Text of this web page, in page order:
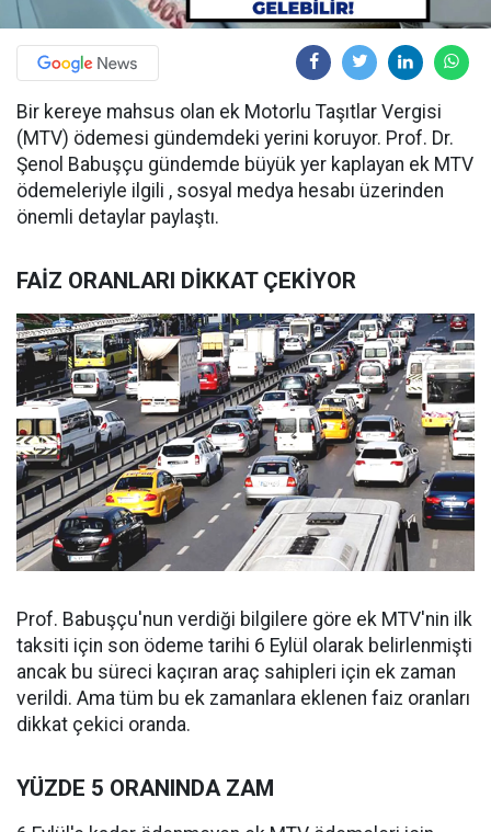
Bir kereye mahsus olan ek Motorlu Taşıtlar Vergisi
(MTV) ödemesi gündemdeki yerini koruyor. Prof. Dr.
Şenol Babuşçu gündemde büyük yer kaplayan ek MTV
ödemeleriyle ilgili , sosyal medya hesabı üzerinden
önemli detaylar paylaştı.
FAİZ ORANLARI DİKKAT ÇEKİYOR
Prof. Babuşçu'nun verdiği bilgilere göre ek MTV'nin ilk
taksiti için son ödeme tarihi 6 Eylül olarak belirlenmişti
ancak bu süreci kaçıran araç sahipleri için ek zaman
verildi. Ama tüm bu ek zamanlara eklenen faiz oranları
dikkat çekici oranda.
YÜZDE 5 ORANINDA ZAM